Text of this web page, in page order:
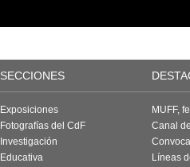
SECCIONES
Exposiciones
Fotografías del CdF
Investigación
Educativa
MUFF,
Canal
Líneas